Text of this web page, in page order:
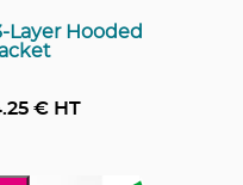
Layer Hooded
€ HT